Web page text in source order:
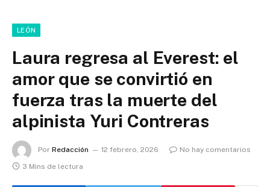
LEÓN
Laura regresa al Everest: el
amor que se convirtió en
fuerza tras la muerte del
alpinista Yuri Contreras
Por Redacción 12 febrero, 2026
No hay comentarios
3 Mins de lectura